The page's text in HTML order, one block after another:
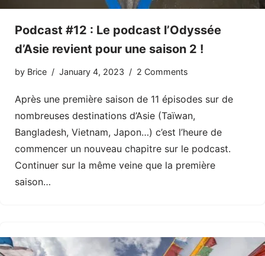
Podcast #12 : Le podcast l’Odyssée
d’Asie revient pour une saison 2 !
by Brice January 4, 2023 2 Comments
Après une première saison de 11 épisodes sur de
nombreuses destinations d’Asie (Taïwan,
Bangladesh, Vietnam, Japon…) c’est l’heure de
commencer un nouveau chapitre sur le podcast.
Continuer sur la même veine que la première
saison…